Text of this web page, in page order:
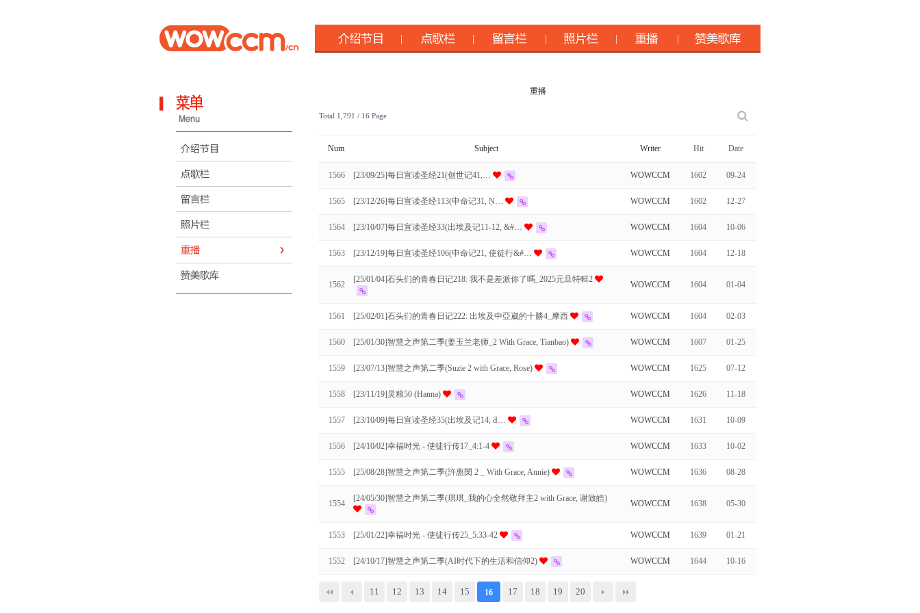
重播
Total 1,791 / 16 Page
Num Subject Writer Hit Date
1566 [23/09/25]每日宣读圣经21(创世记41,… WOWCCM 1602 09-24
1565 [23/12/26]每日宣读圣经113(申命记31, Ņ… WOWCCM 1602 12-27
1564 [23/10/07]每日宣读圣经33(出埃及记11-12, &#… WOWCCM 1604 10-06
1563 [23/12/19]每日宣读圣经106(申命记21, 使徒行&#… WOWCCM 1604 12-18
1562
[25/01/04]石头们的青春日记218: 我不是差派你了嗎_2025元旦特輯2
WOWCCM 1604 01-04
1561 [25/02/01]石头们的青春日记222: 出埃及中亞崴的十勝4_摩西 WOWCCM 1604 02-03
1560 [25/01/30]智慧之声第二季(姜玉兰老师_2 With Grace, Tianbao) WOWCCM 1607 01-25
1559 [23/07/13]智慧之声第二季(Suzie 2 with Grace, Rose) WOWCCM 1625 07-12
1558 [23/11/19]灵粮50 (Hanna) WOWCCM 1626 11-18
1557 [23/10/09]每日宣读圣经35(出埃及记14, Ƌ… WOWCCM 1631 10-09
1556 [24/10/02]幸福时光 - 使徒行传17_4:1-4 WOWCCM 1633 10-02
1555 [25/08/28]智慧之声第二季(許惠閔 2 _ With Grace, Annie) WOWCCM 1636 08-28
1554
[24/05/30]智慧之声第二季(琪琪_我的心全然敬拜主2 with Grace, 谢致皓)
WOWCCM 1638 05-30
1553 [25/01/22]幸福时光 - 使徒行传25_5:33-42 WOWCCM 1639 01-21
1552 [24/10/17]智慧之声第二季(AI时代下的生活和信仰2) WOWCCM 1644 10-16
11 12 13 14 15 16 17 18 19 20